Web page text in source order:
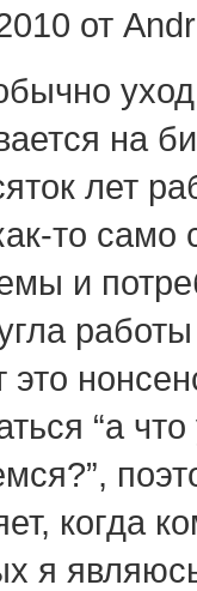
от
на
лет
то само
и
это
“а
когда
я